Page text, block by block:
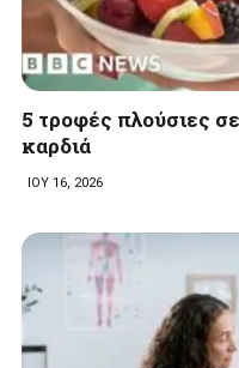
5 τροφές πλούσιες
καρδιά
ΙΟΥ 16, 2026